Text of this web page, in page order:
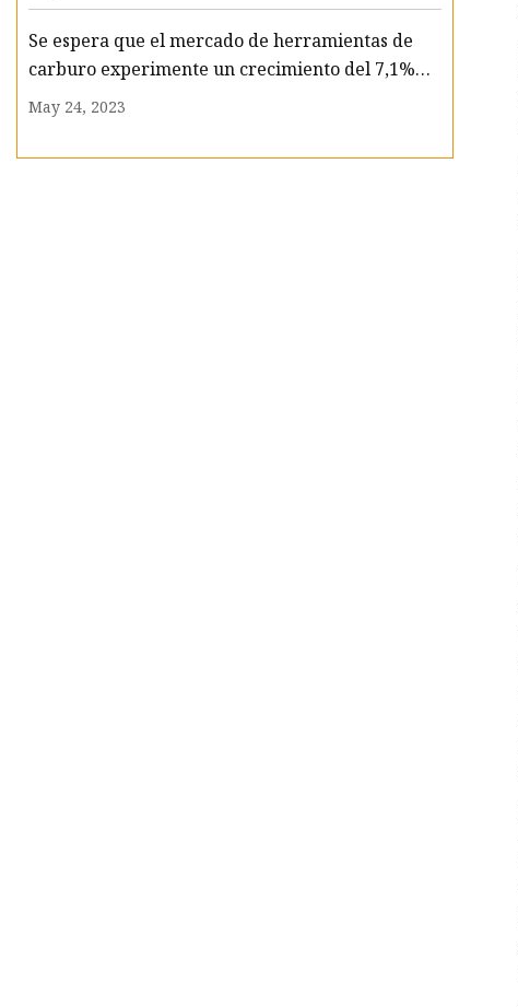
Se espera que el mercado de herramientas de
carburo experimente un crecimiento del 7,1%
CAGR para 2033
May 24, 2023